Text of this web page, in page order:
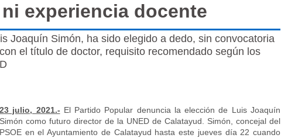
experiencia docente
Joaquín Simón, ha sido elegido a dedo, sin convocatoria
el título de doctor, requisito recomendado según los
23 julio, 2021.- El Partido Popular denuncia la elección de Luis Joaquín
Simón como futuro director de la UNED de Calatayud. Simón, concejal del
PSOE en el Ayuntamiento de Calatayud hasta este jueves día 22 cuando